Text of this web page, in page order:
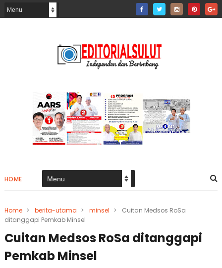
HOME
Home > berita-utama > minsel >
Cuitan Medsos RoSa
ditanggapi Pemkab Minsel
Cuitan Medsos RoSa ditanggapi
Pemkab Minsel